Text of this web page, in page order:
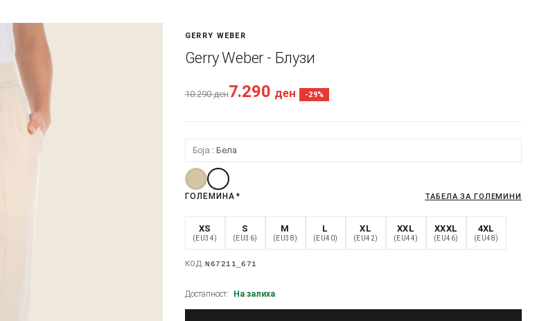
GERRY WEBER
Gerry Weber - Блузи
10.290ден7.290 ден -29%
Боја: Бела
ГОЛЕМИНА * ТАБЕЛА ЗА ГОЛЕМИНИ
XS
(EU34)
S
(EU36)
M
(EU38)
L
(EU40)
XL
(EU42)
XXL
(EU44)
XXXL
(EU46)
4XL
(EU48)
КОД:N67211_671
Достапност: На залиха